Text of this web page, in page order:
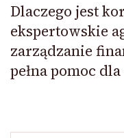
Dlaczego jest
ekspertowskie
zarządzanie
pełna pomoc